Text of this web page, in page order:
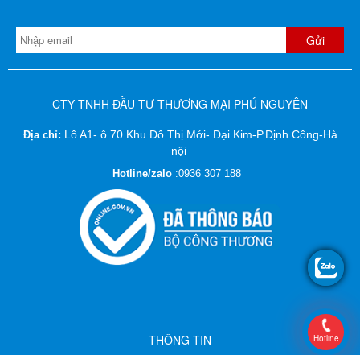
CTY TNHH ĐẦU TƯ THƯƠNG MẠI PHÚ NGUYÊN
Địa chỉ: Lô A1- ô 70 Khu Đô Thị Mới- Đại Kim-P.Định Công-Hà
nội
Hotline/zalo :0936 307 188
THÔNG TIN Hotline